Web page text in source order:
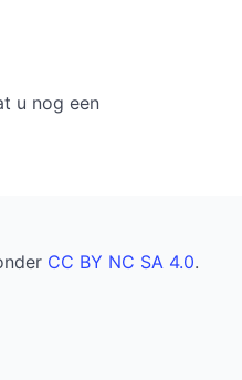
u nog een
CC BY NC SA 4.0.